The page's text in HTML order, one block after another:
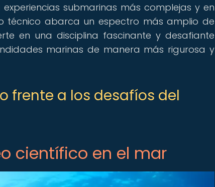
submarinas más complejas y en
técnico abarca un espectro más amplio de
en una disciplina fascinante y desafiante
marinas de manera más rigurosa y
frente a los desafíos del
científico en el mar